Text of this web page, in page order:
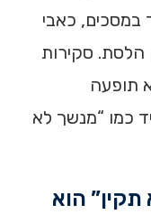
במסכים, כאבי
הלסת. סקירות
תופעה
כמו “מנשך לא
הוא